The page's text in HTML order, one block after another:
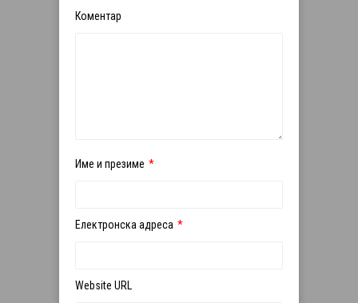
Коментар
Име и презиме *
Електронска адреса *
Website URL